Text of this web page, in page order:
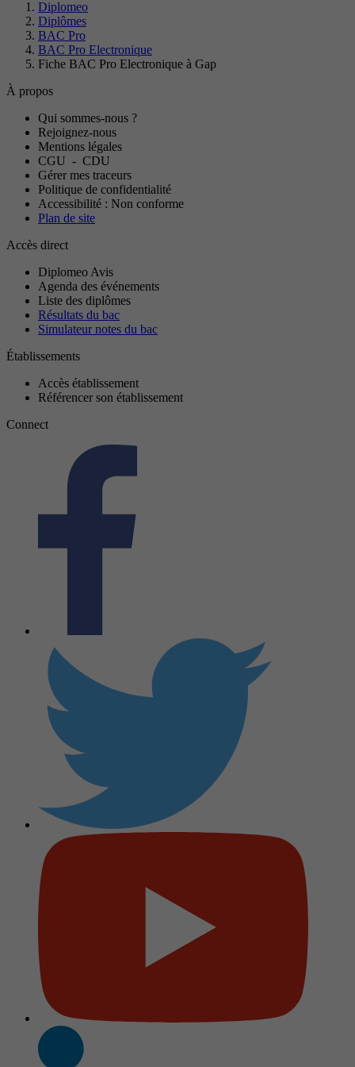
Diplomeo
Diplômes
BAC Pro
BAC Pro Electronique
Fiche BAC Pro Electronique à Gap
À propos
Qui sommes-nous ?
Rejoignez-nous
Mentions légales
CGU - CDU
Gérer mes traceurs
Politique de confidentialité
Accessibilité : Non conforme
Plan de site
Accès direct
Diplomeo Avis
Agenda des événements
Liste des diplômes
Résultats du bac
Simulateur notes du bac
Établissements
Accès établissement
Référencer son établissement
Connect